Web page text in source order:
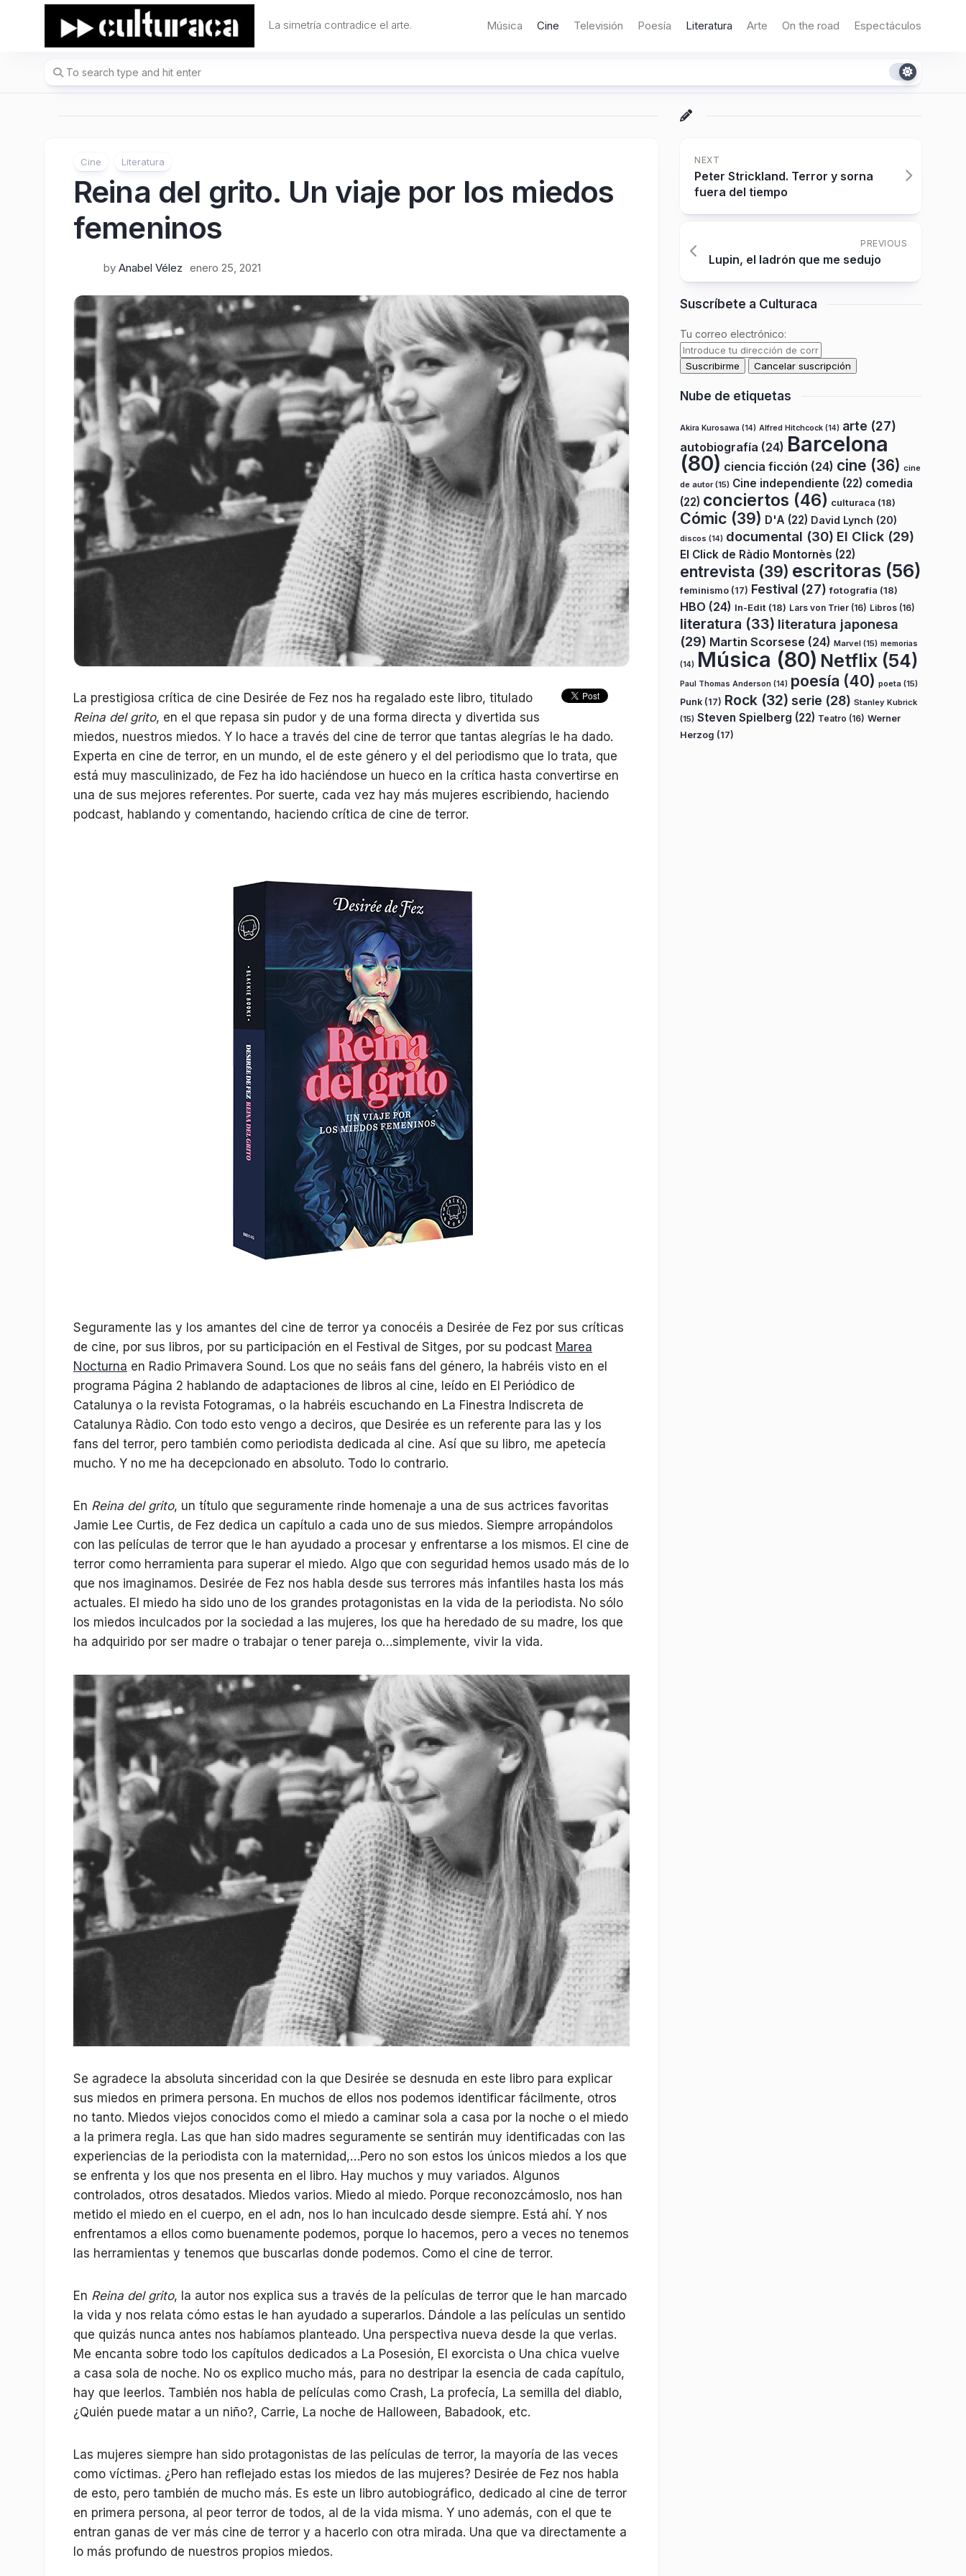
La simetría contradice el arte. Música Cine Televisión Poesía Literatura Arte On the road Espectáculos
Cine Literatura
Reina del grito. Un viaje por los miedos
femeninos
by Anabel Vélez enero 25, 2021
La prestigiosa crítica de cine Desirée de Fez nos ha regalado este libro, titulado
Reina del grito, en el que repasa sin pudor y de una forma directa y divertida sus
miedos, nuestros miedos. Y lo hace a través del cine de terror que tantas alegrías le ha dado.
Experta en cine de terror, en un mundo, el de este género y el del periodismo que lo trata, que
está muy masculinizado, de Fez ha ido haciéndose un hueco en la crítica hasta convertirse en
una de sus mejores referentes. Por suerte, cada vez hay más mujeres escribiendo, haciendo
podcast, hablando y comentando, haciendo crítica de cine de terror.
Seguramente las y los amantes del cine de terror ya conocéis a Desirée de Fez por sus críticas
de cine, por sus libros, por su participación en el Festival de Sitges, por su podcast Marea
Nocturna en Radio Primavera Sound. Los que no seáis fans del género, la habréis visto en el
programa Página 2 hablando de adaptaciones de libros al cine, leído en El Periódico de
Catalunya o la revista Fotogramas, o la habréis escuchando en La Finestra Indiscreta de
Catalunya Ràdio. Con todo esto vengo a deciros, que Desirée es un referente para las y los
fans del terror, pero también como periodista dedicada al cine. Así que su libro, me apetecía
mucho. Y no me ha decepcionado en absoluto. Todo lo contrario.
En Reina del grito, un título que seguramente rinde homenaje a una de sus actrices favoritas
Jamie Lee Curtis, de Fez dedica un capítulo a cada uno de sus miedos. Siempre arropándolos
con las películas de terror que le han ayudado a procesar y enfrentarse a los mismos. El cine de
terror como herramienta para superar el miedo. Algo que con seguridad hemos usado más de lo
que nos imaginamos. Desirée de Fez nos habla desde sus terrores más infantiles hasta los más
actuales. El miedo ha sido uno de los grandes protagonistas en la vida de la periodista. No sólo
los miedos inculcados por la sociedad a las mujeres, los que ha heredado de su madre, los que
ha adquirido por ser madre o trabajar o tener pareja o…simplemente, vivir la vida.
Se agradece la absoluta sinceridad con la que Desirée se desnuda en este libro para explicar
sus miedos en primera persona. En muchos de ellos nos podemos identificar fácilmente, otros
no tanto. Miedos viejos conocidos como el miedo a caminar sola a casa por la noche o el miedo
a la primera regla. Las que han sido madres seguramente se sentirán muy identificadas con las
experiencias de la periodista con la maternidad,…Pero no son estos los únicos miedos a los que
se enfrenta y los que nos presenta en el libro. Hay muchos y muy variados. Algunos
controlados, otros desatados. Miedos varios. Miedo al miedo. Porque reconozcámoslo, nos han
metido el miedo en el cuerpo, en el adn, nos lo han inculcado desde siempre. Está ahí. Y nos
enfrentamos a ellos como buenamente podemos, porque lo hacemos, pero a veces no tenemos
las herramientas y tenemos que buscarlas donde podemos. Como el cine de terror.
En Reina del grito, la autor nos explica sus a través de la películas de terror que le han marcado
la vida y nos relata cómo estas le han ayudado a superarlos. Dándole a las películas un sentido
que quizás nunca antes nos habíamos planteado. Una perspectiva nueva desde la que verlas.
Me encanta sobre todo los capítulos dedicados a La Posesión, El exorcista o Una chica vuelve
a casa sola de noche. No os explico mucho más, para no destripar la esencia de cada capítulo,
hay que leerlos. También nos habla de películas como Crash, La profecía, La semilla del diablo,
¿Quién puede matar a un niño?, Carrie, La noche de Halloween, Babadook, etc.
Las mujeres siempre han sido protagonistas de las películas de terror, la mayoría de las veces
como víctimas. ¿Pero han reflejado estas los miedos de las mujeres? Desirée de Fez nos habla
de esto, pero también de mucho más. Es este un libro autobiográfico, dedicado al cine de terror
en primera persona, al peor terror de todos, al de la vida misma. Y uno además, con el que te
entran ganas de ver más cine de terror y a hacerlo con otra mirada. Una que va directamente a
lo más profundo de nuestros propios miedos.
NEXT
Peter Strickland. Terror y sorna
fuera del tiempo
PREVIOUS
Lupin, el ladrón que me sedujo
Suscríbete a Culturaca
Tu correo electrónico:
Nube de etiquetas
Akira Kurosawa (14) Alfred Hitchcock (14) arte (27)
autobiografía (24) Barcelona
(80) ciencia ficción (24) cine (36) cine
de autor(15) Cine independiente (22) comedia
(22) conciertos (46) culturaca (18)
Cómic (39) D'A (22) David Lynch (20)
discos (14) documental (30) El Click (29)
El Click de Ràdio Montornès (22)
entrevista (39) escritoras (56)
feminismo (17) Festival (27) fotografía (18)
HBO (24) In-Edit (18) Lars von Trier (16) Libros (16)
literatura (33) literatura japonesa
(29) Martin Scorsese (24) Marvel (15) memorias
(14) Música (80) Netflix (54)
Paul Thomas Anderson (14) poesía (40) poeta (15)
Punk (17) Rock (32) serie (28) Stanley Kubrick
(15) Steven Spielberg (22) Teatro (16) Werner
Herzog (17)